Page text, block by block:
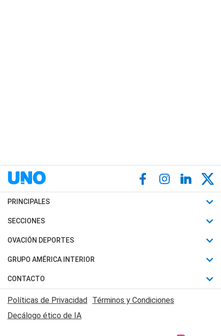
PRINCIPALES
Últimas Noticias
Política
Judiciales
Economia
SECCIONES
Horóscopo
Motores
Trucos caseros
Series y Películas
Edictos y Solicitadas
OVACIÓN DEPORTES
Fútbol
Mundial
Automovilismo
Rugby
GRUPO AMÉRICA INTERIOR
Canal 7 en Vivo
CONTACTO
Acerca de Nosotros
Contactanos
Políticas de Privacidad Términos y Condiciones
Decálogo ético de IA